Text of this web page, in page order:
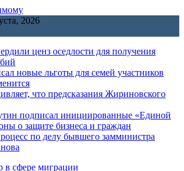
2026
ценз оседлости для получения
новые льготы для семей участников
что предсказания Жириновского
подписал инициированные «Единой
о защите бизнеса и граждан
по делу бывшего замминистра